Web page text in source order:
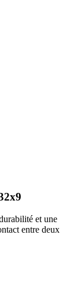
et une
entre deux